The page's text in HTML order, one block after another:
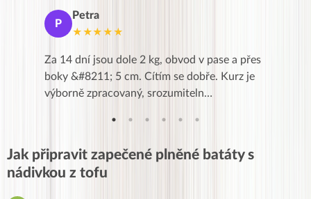
P
Petra
★★★★★
Za 14 dní jsou dole 2 kg, obvod v pase a přes
boky &#8211; 5 cm. Cítím se dobře. Kurz je
výborně zpracovaný, srozumiteln…
Jak připravit zapečené plněné batáty s
nádivkou z tofu